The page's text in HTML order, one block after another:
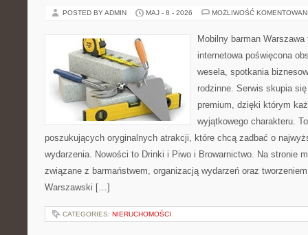
POSTED BY ADMIN MAJ - 8 - 2026 MOŻLIWOŚĆ
Mobilny barman
internetowa poświęcona
wesela, spotkania
rodzinne. Serwis skupia
premium, dzięki którym
wyjątkowego charakteru.
poszukujących oryginalnych atrakcji, które chcą zadbać o
wydarzenia. Nowości to Drinki i Piwo i Browarnictwo. Na stronie
związane z barmaństwem, organizacją wydarzeń oraz
Warszawski […]
CATEGORIES: NIERUCHOMOŚCI